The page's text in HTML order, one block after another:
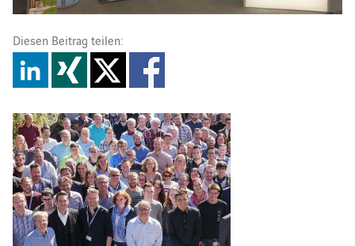
Diesen Beitrag teilen: